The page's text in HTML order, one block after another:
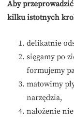
Aby
kilku istotnych
delikatnie
sięgamy po
formujemy
matowimy
narzędzia,
nałożenie